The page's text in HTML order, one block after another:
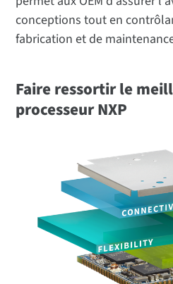
conceptions tout en
fabrication et de
Faire ressortir le
processeur NXP